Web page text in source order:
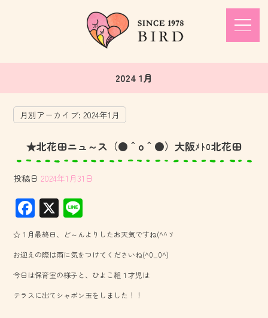
2024 1月
月別アーカイブ:2024年1月
★北花田ニュ～ス（●＾o＾●）大阪ﾒﾄﾛ北花田
投稿日 2024年1月31日
F
ac
e
b
o
ok
X
ne
☆１月最終日、ど～んよりしたお天気ですね(^^ゞ
お迎えの際は雨に気をつけてくださいね(^0_0^)
今日は保育室の様子と、ひよこ組１才児は
テラスに出てシャボン玉をしました！！